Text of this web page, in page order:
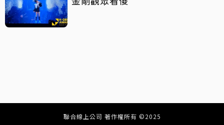
聯合線上公司 著作權所有 ©2025